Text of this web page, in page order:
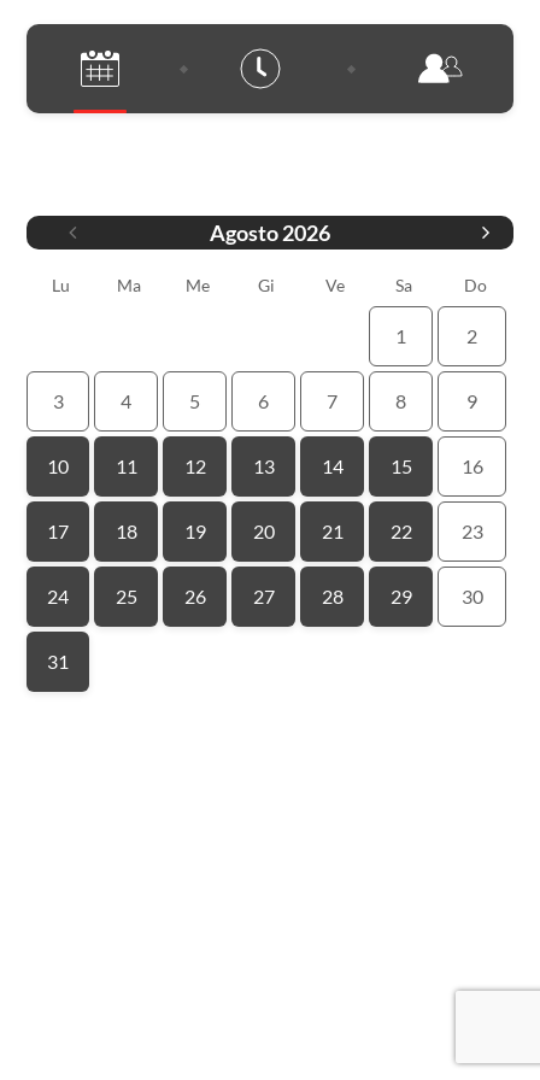
Agosto2026
Lu Ma Me Gi Ve Sa Do
1 2
3 4 5 6 7 8 9
10 11 12 13 14 15 16
17 18 19 20 21 22 23
24 25 26 27 28 29 30
31